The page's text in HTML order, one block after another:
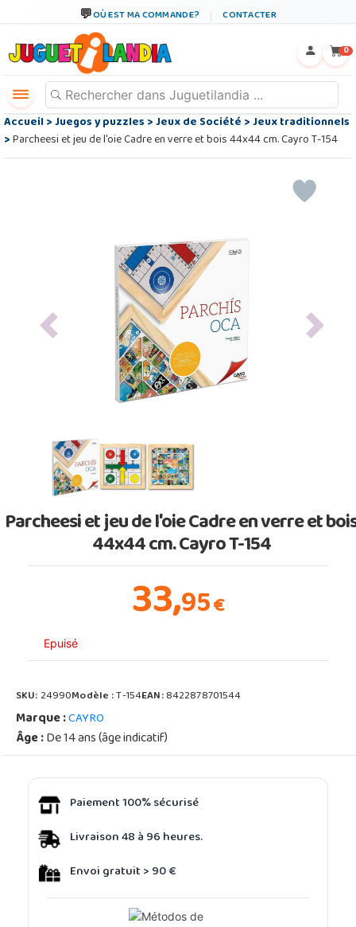
OÙ EST MA COMMANDE? CONTACTER
0
Accueil>Juegos y puzzles>Jeux de Société>Jeux traditionnels
>Parcheesi et jeu de l'oie Cadre en verre et bois 44x44 cm. Cayro T-154
Previous Next
Parcheesi et jeu de l'oie Cadre en verre et
44x44 cm. Cayro T-154
33,95€
Epuisé
SKU:24990Modèle :T-154EAN:8422878701544
Marque :CAYRO
Âge :De 14 ans (âge indicatif)
Paiement 100% sécurisé
Livraison 48 à 96 heures.
Envoi gratuit > 90 €